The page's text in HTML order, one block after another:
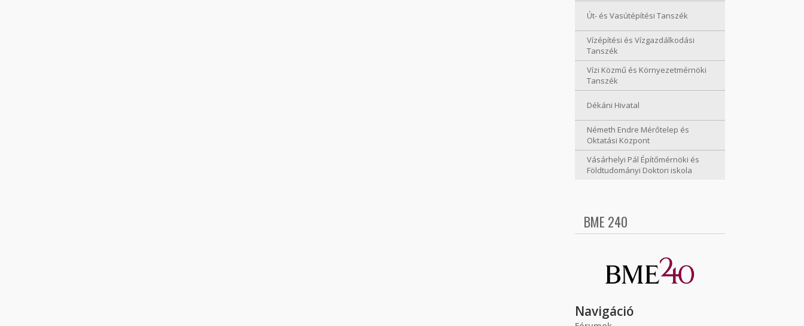
Út- és Vasútépítési Tanszék
Vízépítési és Vízgazdálkodási
Tanszék
Vízi Közmű és Környezetmérnöki
Tanszék
Dékáni Hivatal
Németh Endre Mérőtelep és
Oktatási Központ
Vásárhelyi Pál Építőmérnöki és
Földtudományi Doktori iskola
BME 240
Navigáció